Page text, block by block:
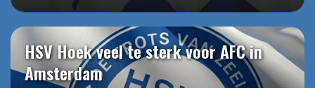
HSV Hoek veel te sterk voor AFC in
Amsterdam